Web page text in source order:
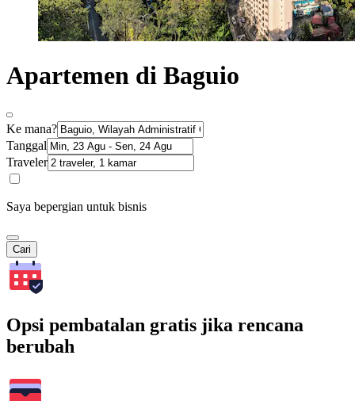
Apartemen di Baguio
Ke mana?
Tanggal
Traveler
Saya bepergian untuk bisnis
Cari
Opsi pembatalan gratis jika rencana
berubah